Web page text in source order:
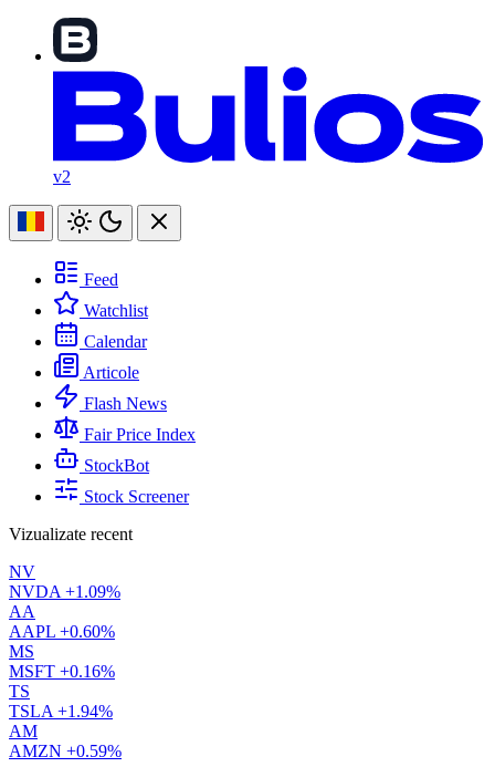
v2
Feed
Watchlist
Calendar
Articole
Flash News
Fair Price Index
StockBot
Stock Screener
Vizualizate recent
NV
NVDA +1.09%
AA
AAPL +0.60%
MS
MSFT +0.16%
TS
TSLA +1.94%
AM
AMZN +0.59%